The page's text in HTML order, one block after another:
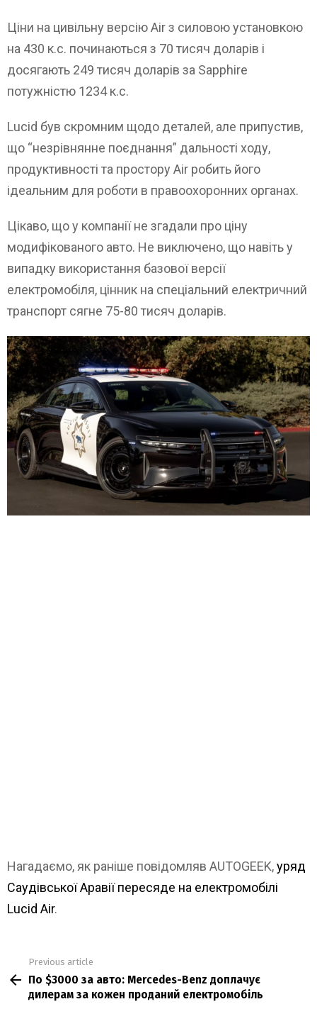
Ціни на цивільну версію Air з силовою установкою
на 430 к.с. починаються з 70 тисяч доларів і
досягають 249 тисяч доларів за Sapphire
потужністю 1234 к.с.
Lucid був скромним щодо деталей, але припустив,
що “незрівнянне поєднання” дальності ходу,
продуктивності та простору Air робить його
ідеальним для роботи в правоохоронних органах.
Цікаво, що у компанії не згадали про ціну
модифікованого авто. Не виключено, що навіть у
випадку використання базової версії
електромобіля, цінник на спеціальний електричний
транспорт сягне 75-80 тисяч доларів.
Нагадаємо, як раніше повідомляв AUTOGEEK,уряд
Саудівської Аравії пересяде на електромобілі
Lucid Air.
more
Previous article
По $3000 за авто: Mercedes-Benz доплачує
дилерам за кожен проданий електромобіль